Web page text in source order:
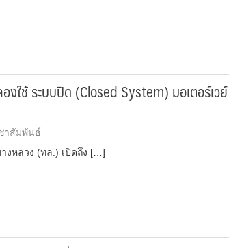
ใช้ ระบบปิด (Closed System) มอเตอร์เวย์
าสัมพันธ์
หลวง (ทล.) เปิดถึง […]